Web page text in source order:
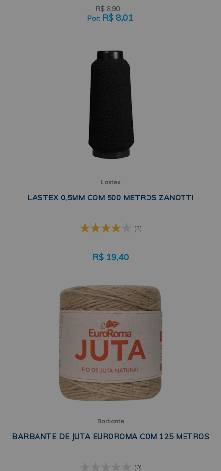
R$ 8,90
R$ 8,01
Lastex
LASTEX 0,5MM COM 500 METROS ZANOTTI
(3)
R$ 19,40
Barbante
BARBANTE DE JUTA EUROROMA COM 125 METROS
(0)